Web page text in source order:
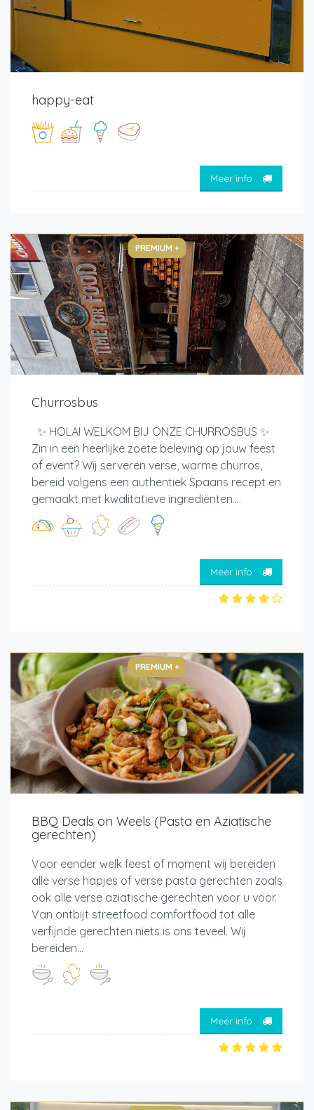
happy-eat
Meer info
PREMIUM +
Churrosbus
✨ HOLA! WELKOM BIJ ONZE CHURROSBUS ✨
Zin in een heerlijke zoete beleving op jouw feest
of event? Wij serveren verse, warme churros,
bereid volgens een authentiek Spaans recept en
gemaakt met kwalitatieve ingrediënten....
Meer info
PREMIUM +
BBQ Deals on Weels (Pasta en Aziatische
gerechten)
Voor eender welk feest of moment wij bereiden
alle verse hapjes of verse pasta gerechten zoals
ook alle verse aziatische gerechten voor u voor.
Van ontbijt streetfood comfortfood tot alle
verfijnde gerechten niets is ons teveel. Wij
bereiden...
Meer info